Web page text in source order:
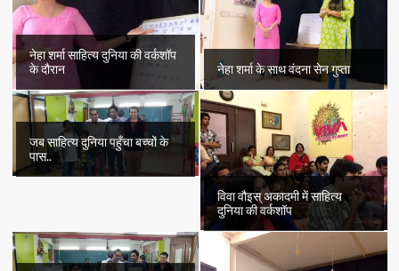
वाली
सबसे
कम
उम्र
की
महिला
क्रांतिकारी
नेहा शर्मा साहित्य दुनिया की वर्कशॉप
के दौरान
नेहा शर्मा के साथ वंदना सेन गुप्ता
जब साहित्य दुनिया पहुँचा बच्चों के
पास..
विवा वौइस् अकादमी में साहित्य
दुनिया की वर्कशॉप